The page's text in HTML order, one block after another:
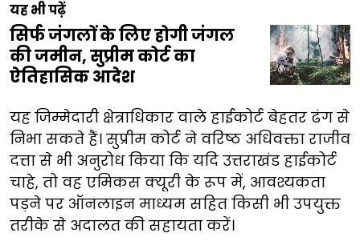
यह भी पढ़ें
सिर्फ जंगलों के लिए होगी जंगल
की जमीन, सुप्रीम कोर्ट का
ऐतिहासिक आदेश
यह जिम्मेदारी क्षेत्राधिकार वाले हाईकोर्ट बेहतर ढंग से
निभा सकते हैं। सुप्रीम कोर्ट ने वरिष्ठ अधिवक्ता राजीव
दत्ता से भी अनुरोध किया कि यदि उत्तराखंड हाईकोर्ट
चाहे, तो वह एमिकस क्यूरी के रूप में, आवश्यकता
पड़ने पर ऑनलाइन माध्यम सहित किसी भी उपयुक्त
तरीके से अदालत की सहायता करें।